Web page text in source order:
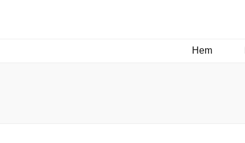
Hem